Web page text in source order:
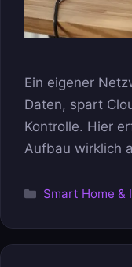
Ein eigener
Daten, spart
Kontrolle. Hier
Aufbau wirklich
Kategorien
Smart Home &